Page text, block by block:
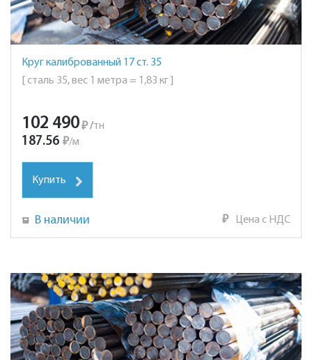
Круг калиброванный 17 ст. 35
[ сталь 35, вес 1 метра = 1,83 кг ]
102 490₽ /тн
187.56 ₽/м
Купить
В наличии ₽ Цена с НДС